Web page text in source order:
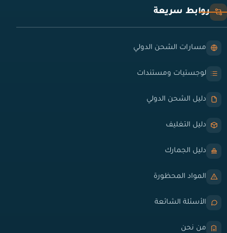
روابط سريعة
مسارات الشحن الدولي
لوجستيات ومستندات
دليل الشحن الدولي
دليل التغليف
دليل الجمارك
المواد المحظورة
الأسئلة الشائعة
من نحن